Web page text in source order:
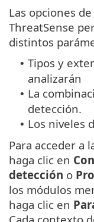
Las opciones
ThreatSense
distintos
• Tipos y
analizarán
• La
detección.
• Los niveles
Para acceder a
haga clic en
detección o
los módulos
haga clic en